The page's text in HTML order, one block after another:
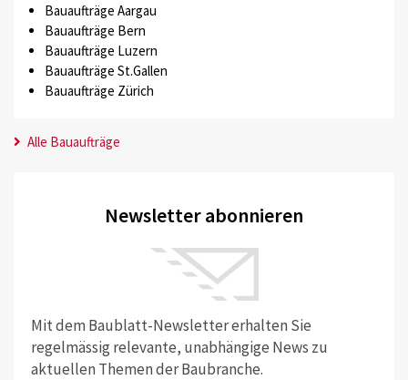
Bauaufträge Aargau
Bauaufträge Bern
Bauaufträge Luzern
Bauaufträge St.Gallen
Bauaufträge Zürich
Alle Bauaufträge
Newsletter abonnieren
Mit dem Baublatt-Newsletter erhalten Sie
regelmässig relevante, unabhängige News zu
aktuellen Themen der Baubranche.